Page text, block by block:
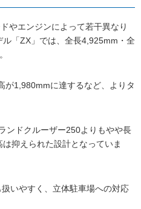
やエンジンによって若干異なり
「ZX」では、全長4,925mm・全
が1,980mmに達するなど、よりタ
ンドクルーザー250よりもやや長
抑えられた設計となっていま
いやすく、立体駐車場への対応